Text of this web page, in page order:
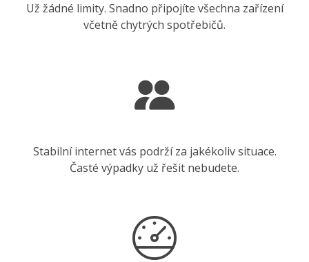
Už žádné limity. Snadno připojíte všechna zařízení
včetně chytrých spotřebičů.
Stabilní internet vás podrží za jakékoliv situace.
Časté výpadky už řešit nebudete.